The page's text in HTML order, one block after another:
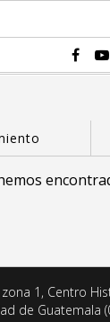
1, Centro
de Guatemala